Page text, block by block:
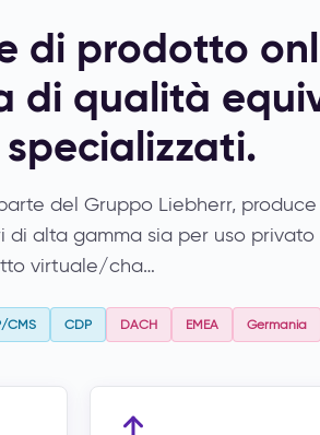
di prodotto
di qualità
del Gruppo Liebherr, produce
alta gamma sia per uso privato
virtuale/cha…
CMS CDP DACH EMEA Germania